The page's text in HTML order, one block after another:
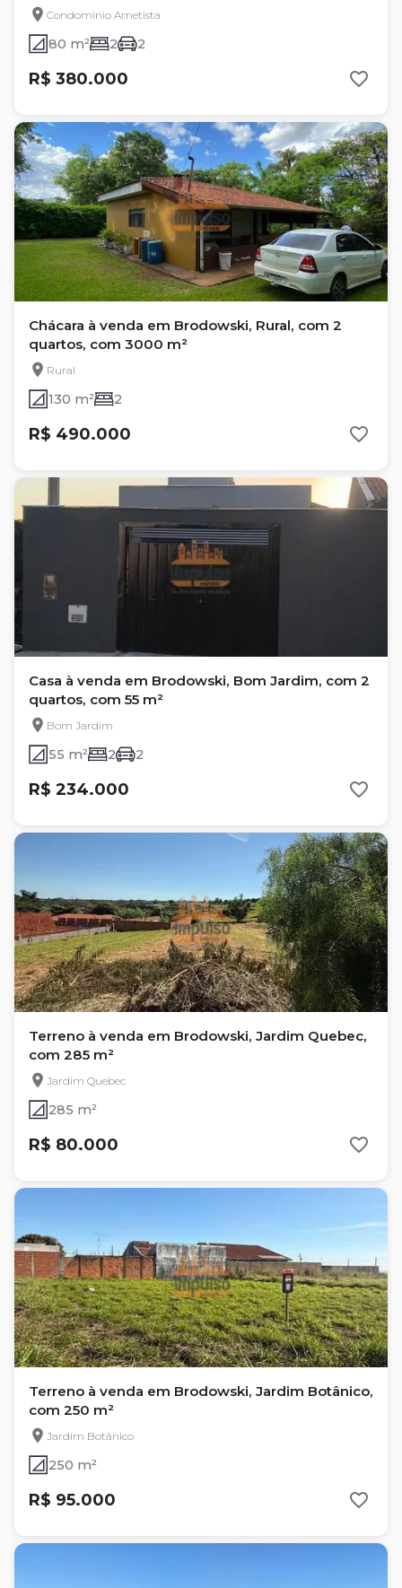
Condominio Ametista
80 m² 2 2
R$ 380.000
Chácara à venda em Brodowski, Rural, com 2
quartos, com 3000 m²
Rural
130 m² 2
R$ 490.000
Casa à venda em Brodowski, Bom Jardim, com 2
quartos, com 55 m²
Bom Jardim
55 m² 2 2
R$ 234.000
Terreno à venda em Brodowski, Jardim Quebec,
com 285 m²
Jardim Quebec
285 m²
R$ 80.000
Terreno à venda em Brodowski, Jardim Botânico,
com 250 m²
Jardim Botânico
250 m²
R$ 95.000